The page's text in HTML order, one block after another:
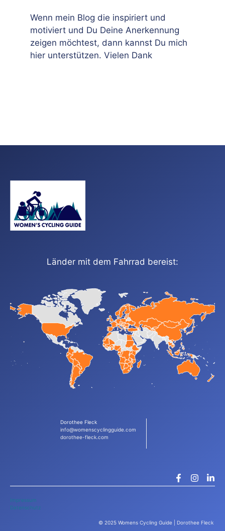
Wenn mein Blog die inspiriert und
motiviert und Du Deine Anerkennung
zeigen möchtest, dann kannst Du mich
hier unterstützen. Vielen Dank
Länder mit dem Fahrrad bereist:
Dorothee Fleck
info@womenscyclingguide.com
dorothee-fleck.com
Impressum
Datenschutz
© 2025 Womens Cycling Guide | Dorothee Fleck